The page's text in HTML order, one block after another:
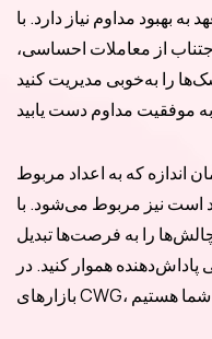
بهبود مداوم نیاز دارد. با
از معاملات احساسی،
را به‌خوبی مدیریت کنید
اندازه که به اعداد مربوط
است نیز مربوط می‌شود. با
را به فرصت‌ها تبدیل
هموار کنید. در